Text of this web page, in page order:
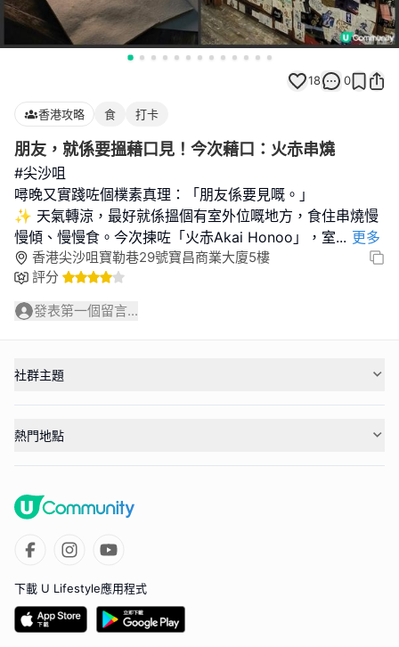
18 0
香港攻略 食 打卡
朋友，就係要搵藉口見！今次藉口：火赤串燒
#尖沙咀
噚晚又實踐咗個樸素真理：「朋友係要見嘅。」
✨ 天氣轉涼，最好就係搵個有室外位嘅地方，食住串燒慢
慢傾、慢慢食。今次揀咗「火赤Akai Honoo」，室... 更多
香港尖沙咀寶勒巷29號寶昌商業大廈5樓
評分
發表第一個留言...
社群主題
熱門地點
下載 U Lifestyle應用程式